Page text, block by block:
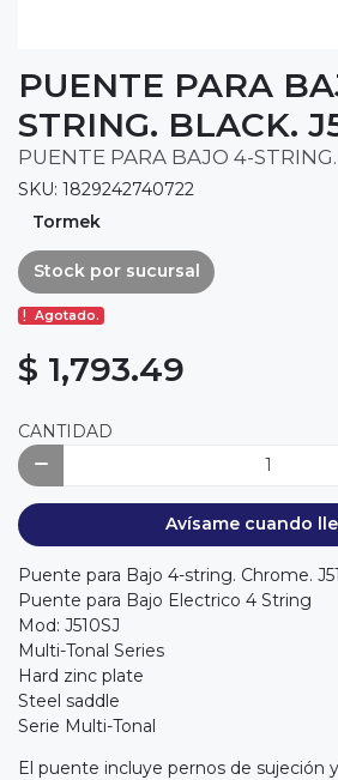
PUENTE PARA
STRING. BLACK.
PUENTE PARA BAJO 4-
SKU: 1829242740722
Tormek
Stock por sucursal
Agotado.
$ 1,793.49
CANTIDAD
Avísame cuando
Puente para Bajo 4-string. Chrome.
Puente para Bajo Electrico 4 String
Mod: J510SJ
Multi-Tonal Series
Hard zinc plate
Steel saddle
Serie Multi-Tonal
El puente incluye pernos de sujeción